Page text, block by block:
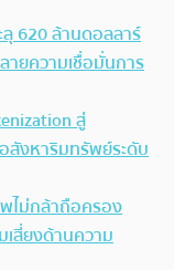
ลุ 620 ล้านดอลลาร์
ายความเชื่อมั่นการ
สู่
สังหาริมทรัพย์ระดับ
ไม่กล้าถือครอง
เสี่ยงด้านความ